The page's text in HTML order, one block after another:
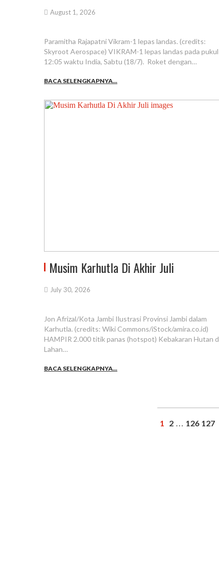
August 1, 2026
Paramitha Rajapatni Vikram-1 lepas landas. (credits:
Skyroot Aerospace) VIKRAM-1 lepas landas pada pukul
12:05 waktu India, Sabtu (18/7). Roket dengan…
BACA SELENGKAPNYA...
Musim Karhutla Di Akhir Juli
July 30, 2026
Jon Afrizal/Kota Jambi Ilustrasi Provinsi Jambi dalam
Karhutla. (credits: Wiki Commons/iStock/amira.co.id)
HAMPIR 2.000 titik panas (hotspot) Kebakaran Hutan
Lahan…
BACA SELENGKAPNYA...
1 2 … 126 127